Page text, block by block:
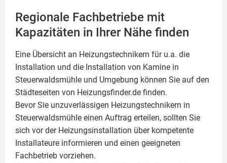
Regionale Fachbetriebe mit
Kapazitäten in Ihrer Nähe finden
Eine Übersicht an Heizungstechnikern für u.a. die
Installation und die Installation von Kamine in
Steuerwaldsmühle und Umgebung können Sie auf den
Städteseiten von Heizungsfinder.de finden.
Bevor Sie unzuverlässigen Heizungstechnikern in
Steuerwaldsmühle einen Auftrag erteilen, sollten Sie
sich vor der Heizungsinstallation über kompetente
Installateure informieren und einen geeigneten
Fachbetrieb vorziehen.